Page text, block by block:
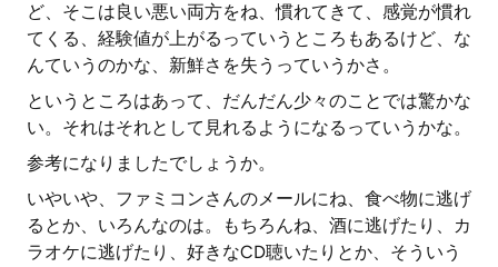
ど、そこは良い悪い両方をね、慣れてきて、感覚が慣れ
てくる、経験値が上がるっていうところもあるけど、な
んていうのかな、新鮮さを失うっていうかさ。
というところはあって、だんだん少々のことでは驚かな
い。それはそれとして見れるようになるっていうかな。
参考になりましたでしょうか。
いやいや、ファミコンさんのメールにね、食べ物に逃げ
るとか、いろんなのは。もちろんね、酒に逃げたり、カ
ラオケに逃げたり、好きなCD聴いたりとか、そういう